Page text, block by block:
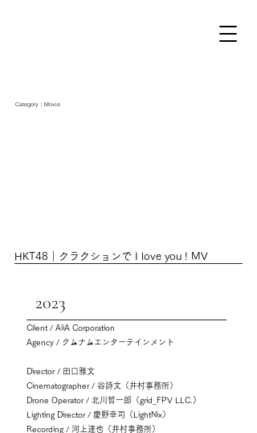
Category：Movie
HKT48｜クラクションで I love you ! MV
2023
Client / AiiA Corporation
Agency / クムナムエンターテインメント
Director / 田口雅文
Cinematographer / 谷詩文（井村事務所）
Drone Operator / 北川哲一郎（grid_FPV LLC.）
Lighting Director / 慶野幸司（LightNix）
Recording / 河上達也（井村事務所）